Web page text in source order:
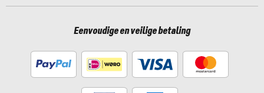
Eenvoudige en veilige betaling